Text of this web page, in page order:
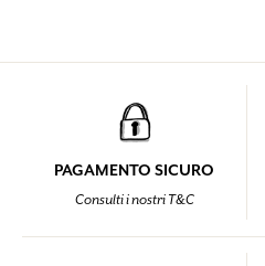
PAGAMENTO SICURO
Consulti i nostri T&C